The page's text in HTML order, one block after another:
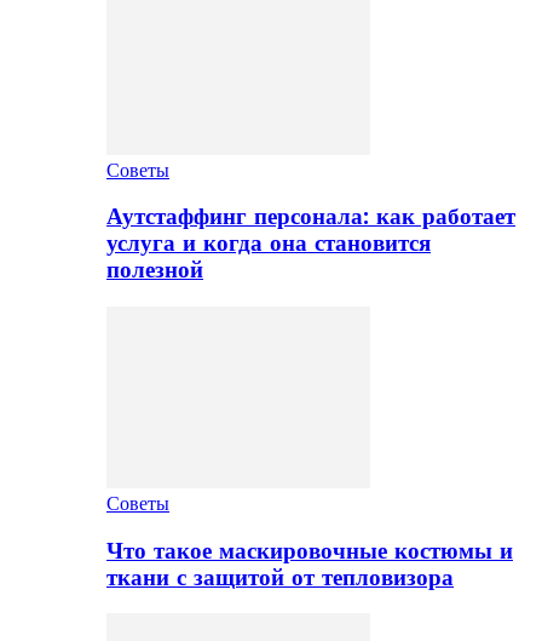
Советы
Аутстаффинг персонала: как работает
услуга и когда она становится
полезной
Советы
Что такое маскировочные костюмы и
ткани с защитой от тепловизора